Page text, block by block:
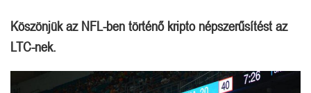
Köszönjük az NFL-ben történő kripto népszerűsítést az
LTC-nek.